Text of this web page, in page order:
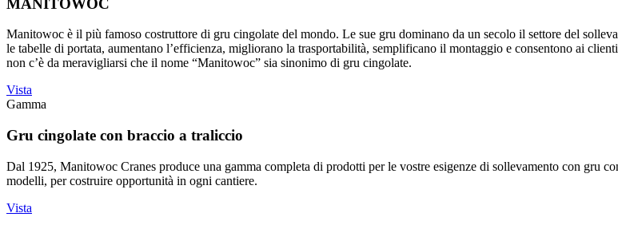
MANITOWOC
Manitowoc è il più famoso costruttore di gru cingolate del mondo. Le sue gru dominano da un secolo il settore del
le tabelle di portata, aumentano l’efficienza, migliorano la trasportabilità, semplificano il montaggio e consentono ai
non c’è da meravigliarsi che il nome “Manitowoc” sia sinonimo di gru cingolate.
Vista
Gamma
Gru cingolate con braccio a traliccio
Dal 1925, Manitowoc Cranes produce una gamma completa di prodotti per le vostre esigenze di sollevamento con gru
modelli, per costruire opportunità in ogni cantiere.
Vista